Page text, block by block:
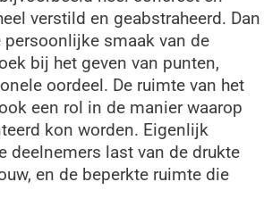
verstild en geabstraheerd. Dan
smaak van de
bij het geven van punten,
oordeel. De ruimte van het
een rol in de manier waarop
kon worden. Eigenlijk
deelnemers last van de drukte
en de beperkte ruimte die